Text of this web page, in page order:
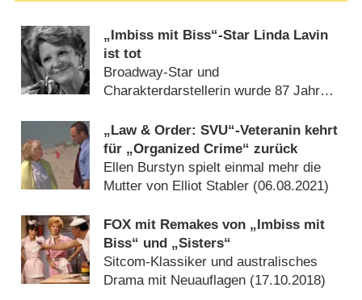
„Imbiss mit Biss“-Star Linda Lavin
ist tot
Broadway-Star und
Charakterdarstellerin wurde 87 Jahre
„Law & Order: SVU“-Veteranin kehrt
für „Organized Crime“ zurück
Ellen Burstyn spielt einmal mehr die
Mutter von Elliot Stabler (06.08.2021)
FOX mit Remakes von „Imbiss mit
Biss“ und „Sisters“
Sitcom-Klassiker und australisches
Drama mit Neuauflagen (17.10.2018)